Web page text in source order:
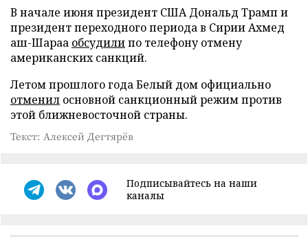
В начале июня президент США Дональд Трамп и
президент переходного периода в Сирии Ахмед
аш-Шараа обсудилипо телефону отмену
американских санкций.
Летом прошлого года Белый дом официально
отменил основной санкционный режим против
этой ближневосточной страны.
Текст: Алексей Дегтярёв
Подписывайтесь на наши
каналы